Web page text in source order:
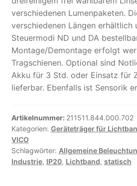
verschiedenen Lumenpaketen.
verschiedenen Längen erhältlich
Steuermodi ND und DA
Montage/Demontage erfolgt
Tragschienen. Optional sind
Akku für 3 Std. oder Einsatz für
lieferbar. Ebenfalls ist Sensorik
Artikelnummer: 211511.844.000.702
Kategorien: Geräteträger für
VICO
Schlagwörter: Allgemeine
Industrie, IP20, Lichtband, statisch